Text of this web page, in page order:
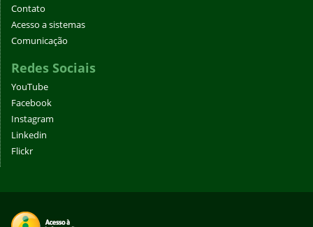
Contato
Acesso a sistemas
Comunicação
Redes Sociais
YouTube
Facebook
Instagram
Linkedin
Flickr